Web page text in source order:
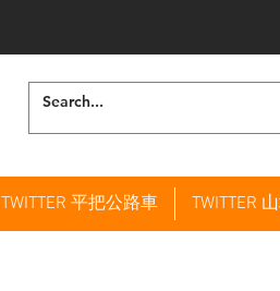
TWITTER 平把公路車 TWITTER